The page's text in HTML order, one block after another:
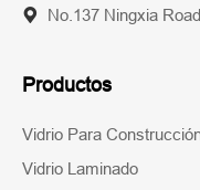
No.137 Ningxia
Productos
Vidrio Para
Vidrio Laminado